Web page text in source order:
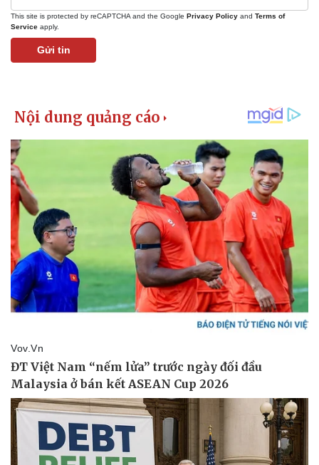
Pháp luật
Tư vấn luật
Quân sự - Quốc phòng
Vũ khí
This site is protected by reCAPTCHA and the Google Privacy Policy and Terms of
Service apply.
Gửi tin